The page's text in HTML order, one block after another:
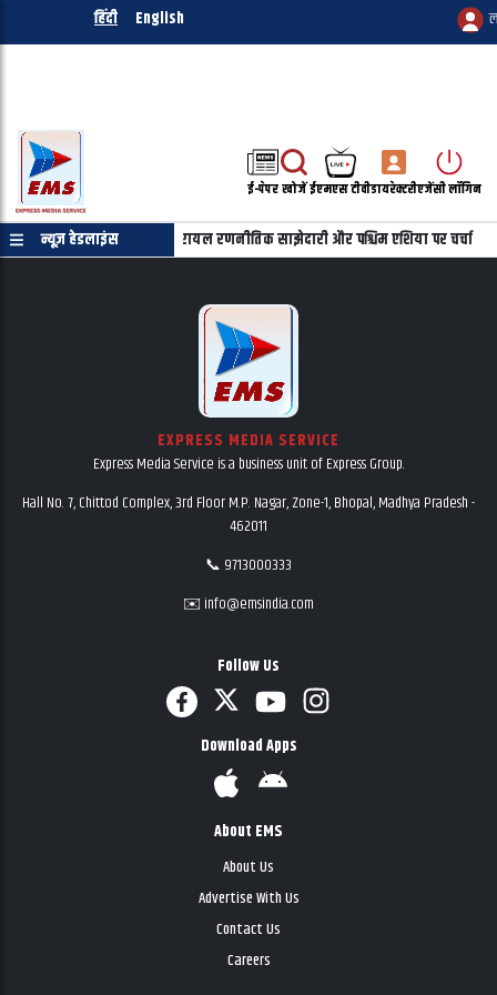
हिंदी English
ई-पेपरखोजेंईएमएस टीवीडायरेक्टरीएजेंसी लॉगिन
न्यूज़ हेडलाइंस
फोन पर बातचीत, भारत-इजरायल रणनीतिक साझेदारी और पश्चिम एशिया पर चर्चा
EXPRESS MEDIA SERVICE
Express Media Service is a business unit of Express Group.
Hall No. 7, Chittod Complex, 3rd Floor M.P. Nagar, Zone-1, Bhopal, Madhya Pradesh -
462011
📞 9713000333
✉️ info@emsindia.com
Follow Us
Download Apps
About EMS
About Us
Advertise With Us
Contact Us
Careers